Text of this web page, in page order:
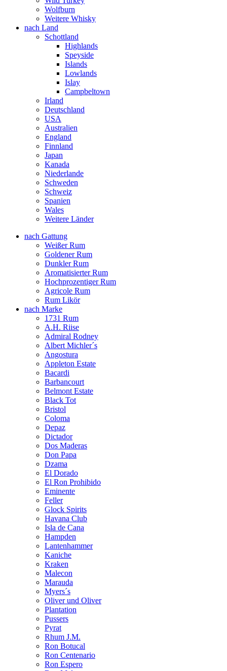
Wolfburn
Weitere Whisky
nach Land
Schottland
Highlands
Speyside
Islands
Lowlands
Islay
Campbeltown
Irland
Deutschland
USA
Australien
England
Finnland
Japan
Kanada
Niederlande
Schweden
Schweiz
Spanien
Wales
Weitere Länder
nach Gattung
Weißer Rum
Goldener Rum
Dunkler Rum
Aromatisierter Rum
Hochprozentiger Rum
Agricole Rum
Rum Likör
nach Marke
1731 Rum
A.H. Riise
Admiral Rodney
Albert Michler´s
Angostura
Appleton Estate
Bacardi
Barbancourt
Belmont Estate
Black Tot
Bristol
Coloma
Depaz
Dictador
Dos Maderas
Don Papa
Dzama
El Dorado
El Ron Prohibido
Eminente
Feller
Glock Spirits
Havana Club
Isla de Cana
Hampden
Lantenhammer
Kaniche
Kraken
Malecon
Marauda
Myers´s
Oliver und Oliver
Plantation
Pussers
Pyrat
Rhum J.M.
Ron Botucal
Ron Centenario
Ron Espero